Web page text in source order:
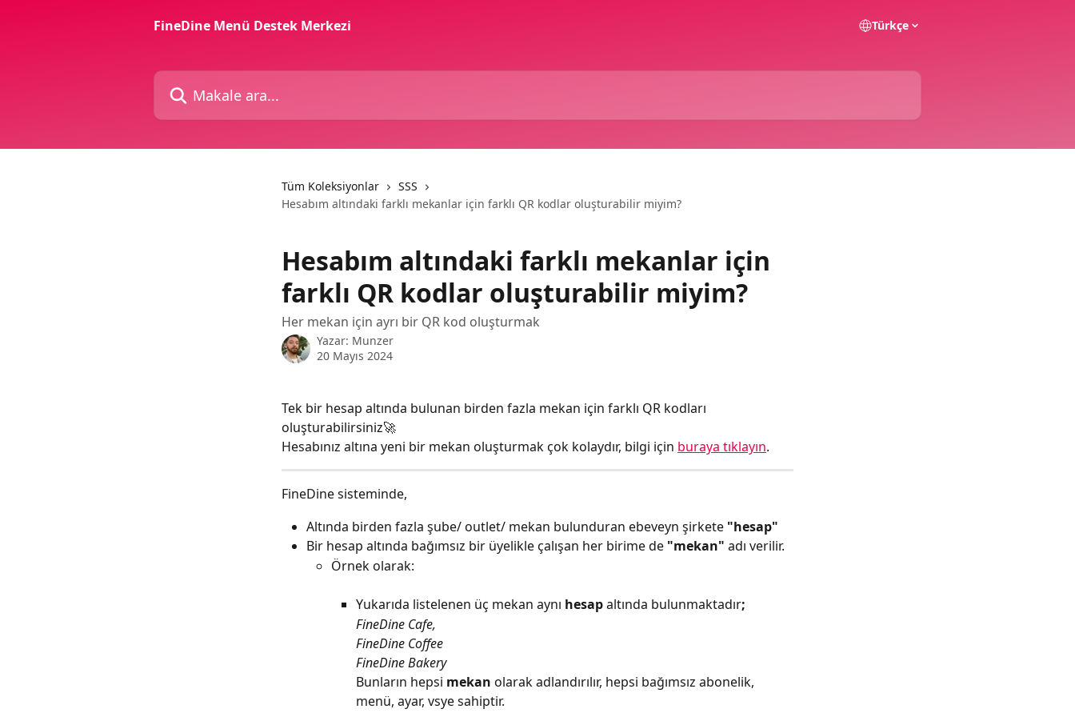
FineDine Menü Destek Merkezi
Türkçe
Makale ara...
Tüm Koleksiyonlar
SSS
Hesabım altındaki farklı mekanlar için farklı QR kodlar oluşturabilir miyim?
Hesabım altındaki farklı mekanlar için
farklı QR kodlar oluşturabilir miyim?
Her mekan için ayrı bir QR kod oluşturmak
Yazar: Munzer
20 Mayıs 2024
Tek bir hesap altında bulunan birden fazla mekan için farklı QR kodları
oluşturabilirsiniz🚀
Hesabınız altına yeni bir mekan oluşturmak çok kolaydır, bilgi için buraya tıklayın.
FineDine sisteminde,
Altında birden fazla şube/ outlet/ mekan bulunduran ebeveyn şirkete "hesap"
Bir hesap altında bağımsız bir üyelikle çalışan her birime de "mekan" adı verilir.
Örnek olarak:
Yukarıda listelenen üç mekan aynı hesap altında bulunmaktadır;
FineDine Cafe,
FineDine Coffee
FineDine Bakery
Bunların hepsi mekan olarak adlandırılır, hepsi bağımsız abonelik,
menü, ayar, vsye sahiptir.